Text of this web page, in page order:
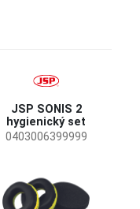
JSP SONIS 2
hygienický set
0403006399999